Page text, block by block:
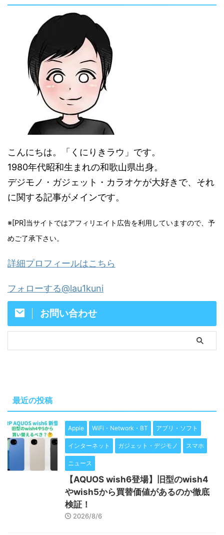
こんにちは。「くにりきラウ」です。
1980年代昭和生まれの和歌山県出身。
デジモノ・ガジェット・カラオケが大好きで、それ
に関する記事がメインです。
※[PR]当サイトではアフィリエイト広告を利用していますので、予
めご了承下さい。
詳細プロフィールはこちら
フォローする@lau1kuni
お問い合わせ
最近の投稿
Apple WiFi・Network・BT アプリ・ソフト
インターネット ガジェット・デジモノ スマホ
ニュース
【AQUOS wish6登場】旧型のwish4
やwish5から買替価値があるのか徹底
検証！
2026/8/6